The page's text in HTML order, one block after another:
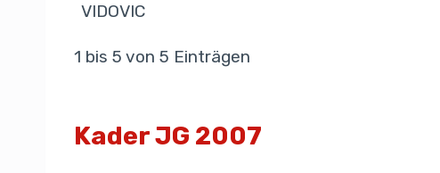
VIDOVIC
1 bis 5 von 5 Einträgen
Kader JG 2007